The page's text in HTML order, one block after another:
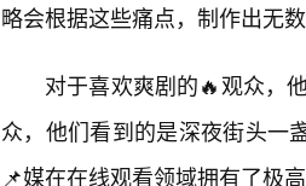
略会根据这些痛点，制作出无
对于喜欢爽剧的🔥观众，
众，他们看到的是深夜街头一
📌媒在在线观看领域拥有了极高